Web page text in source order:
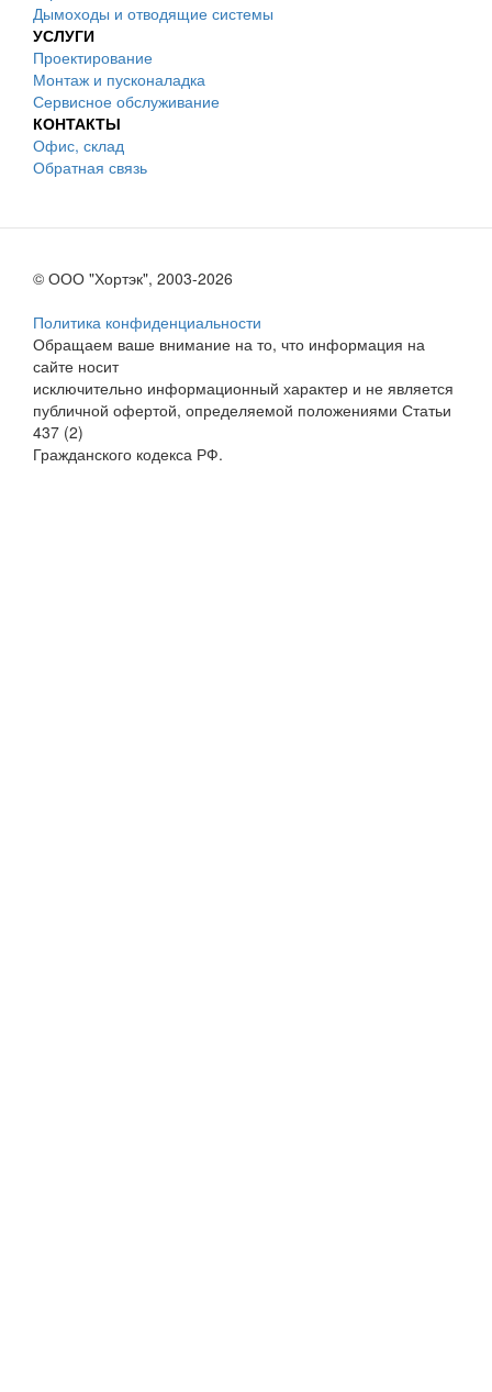
Дымоходы и отводящие системы
УСЛУГИ
Проектирование
Монтаж и пусконаладка
Сервисное обслуживание
КОНТАКТЫ
Офис, склад
Обратная связь
© ООО "Хортэк", 2003-2026
Политика конфиденциальности
Обращаем ваше внимание на то, что информация на
сайте носит
исключительно информационный характер и не является
публичной офертой, определяемой положениями Статьи
437 (2)
Гражданского кодекса РФ.